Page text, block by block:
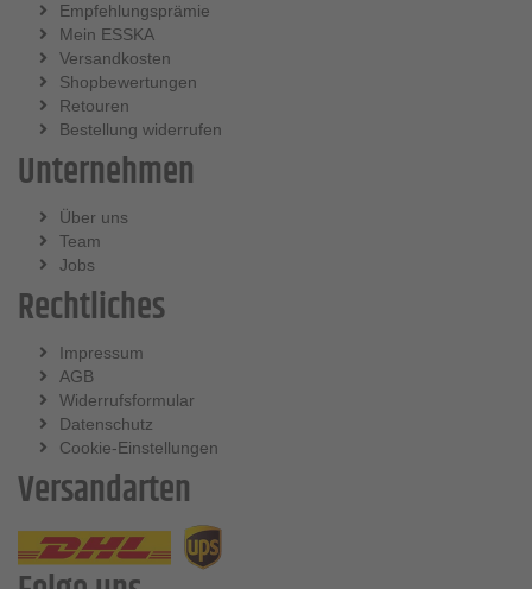
Empfehlungsprämie
Mein ESSKA
Versandkosten
Shopbewertungen
Retouren
Bestellung widerrufen
Unternehmen
Über uns
Team
Jobs
Rechtliches
Impressum
AGB
Widerrufsformular
Datenschutz
Cookie-Einstellungen
Versandarten